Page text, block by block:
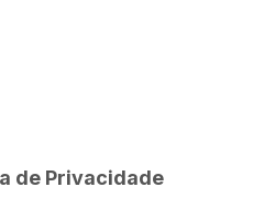
de Privacidade